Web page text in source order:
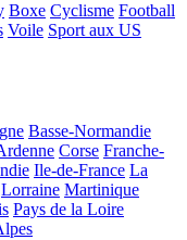
Boxe Cyclisme Football
Voile Sport aux US
Basse-Normandie
Corse Franche-
Ile-de-France La
Lorraine Martinique
Pays de la Loire